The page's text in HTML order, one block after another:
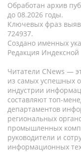
Обработан архив
до 08.2026 годы.
Ключевых фраз
724937.
Создано именных
Редакция Индексной
Читатели CNews —
из самых успешных
индустрии
составляют топ-
департаментов
региональных
промышленных
руководители и
информационных